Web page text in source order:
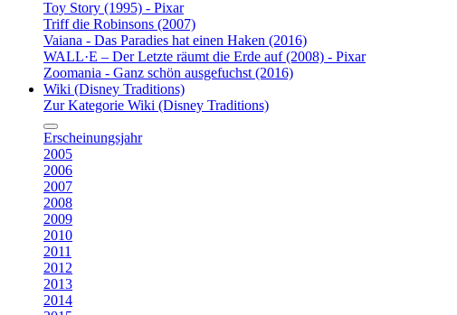
Toy Story (1995) - Pixar
Triff die Robinsons (2007)
Vaiana - Das Paradies hat einen Haken (2016)
WALL·E – Der Letzte räumt die Erde auf (2008) - Pixar
Zoomania - Ganz schön ausgefuchst (2016)
Wiki (Disney Traditions)
Zur Kategorie Wiki (Disney Traditions)
Erscheinungsjahr
2005
2006
2007
2008
2009
2010
2011
2012
2013
2014